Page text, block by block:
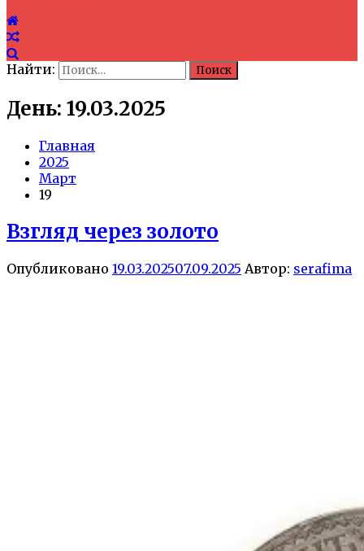
Найти:
День: 19.03.2025
Главная
2025
Март
19
Взгляд через золото
Опубликовано 19.03.202507.09.2025 Автор: serafima